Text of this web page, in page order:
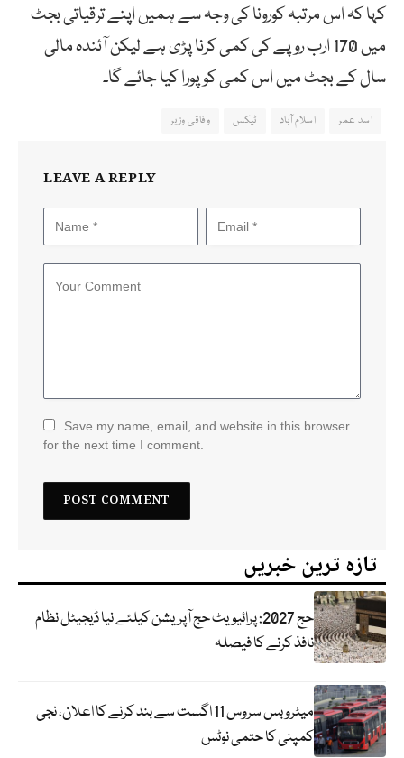
کہا کہ اس مرتبہ کورونا کی وجہ سے ہمیں اپنے ترقیاتی بجٹ
میں 170 ارب روپے کی کمی کرنا پڑی ہے لیکن آئندہ مالی
سال کے بجٹ میں اس کمی کو پورا کیا جائے گا۔
اسد عمر اسلام آباد ٹیکس وفاقی وزیر
LEAVE A REPLY
Save my name, email, and website in this browser
for the next time I comment.
تازہ ترین خبریں
حج 2027: پرائیویٹ حج آپریشن کیلئے نیا ڈیجیٹل نظام
نافذ کرنے کا فیصلہ
میٹرو بس سروس 11 اگست سے بند کرنے کا اعلان، نجی
کمپنی کا حتمی نوٹس